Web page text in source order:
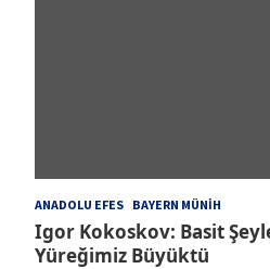
ANADOLU EFES BAYERN MÜNIH
Igor Kokoskov: Basit
Yüreğimiz Büyüktü